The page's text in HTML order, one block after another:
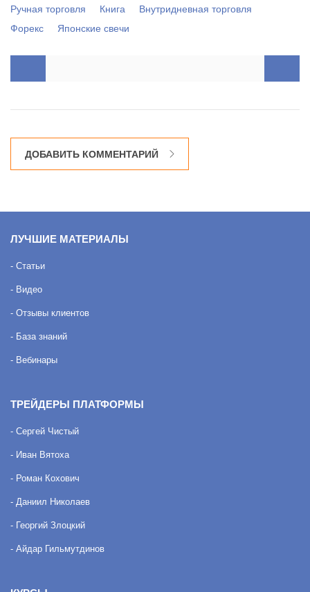
Ручная торговля Книга
Внутридневная торговля
Форекс
Японские свечи
ДОБАВИТЬ КОММЕНТАРИЙ
ЛУЧШИЕ МАТЕРИАЛЫ
- Статьи
- Видео
- Отзывы клиентов
- База знаний
- Вебинары
ТРЕЙДЕРЫ ПЛАТФОРМЫ
- Сергей Чистый
- Иван Вятоха
- Роман Кохович
- Даниил Николаев
- Георгий Злоцкий
- Айдар Гильмутдинов